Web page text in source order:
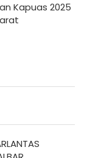
Kapuas 2025